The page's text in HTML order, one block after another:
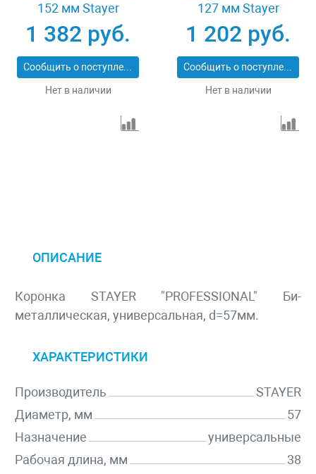
152 мм Stayer
PROFESSIONAL
29547-152
1 382 руб.
Сообщить о поступлении
Нет в наличии
127 мм Stayer
PROFESSIONAL
29547-127
1 202 руб.
Сообщить о поступлении
Нет в наличии
ОПИСАНИЕ
Коронка STAYER "PROFESSIONAL" Би-
металлическая, универсальная, d=57мм.
ХАРАКТЕРИСТИКИ
Производитель
STAYER
Диаметр, мм
57
Назначение
универсальные
Рабочая длина, мм
38